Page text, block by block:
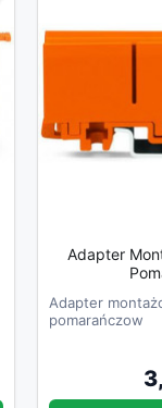
Adapter
Adapter
pomarańczow